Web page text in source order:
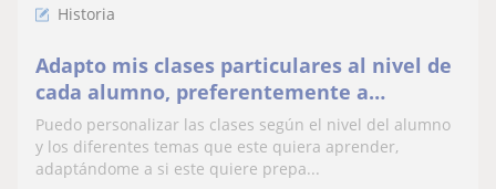
Historia
Adapto mis clases particulares al nivel de
cada alumno, preferentemente a
alumnos de primaria y secundaria
Puedo personalizar las clases según el nivel del alumno
y los diferentes temas que este quiera aprender,
adaptándome a si este quiere prepa...